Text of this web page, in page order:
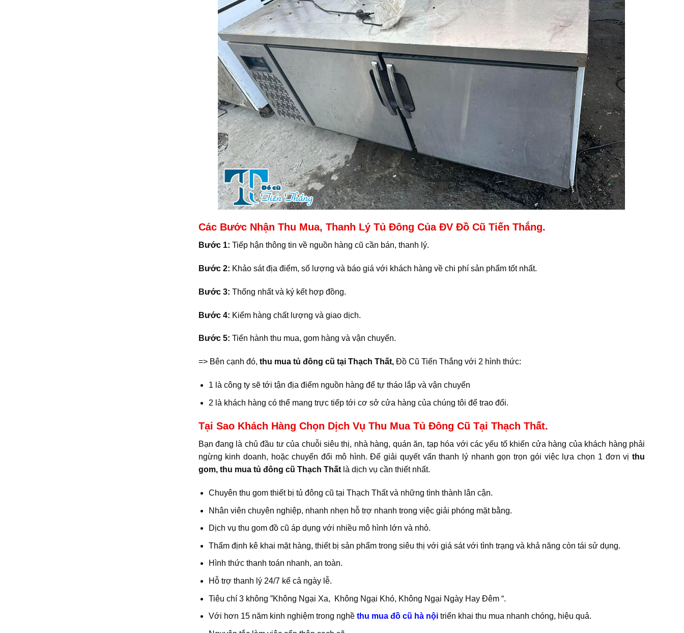
Các Bước Nhận Thu Mua, Thanh Lý Tủ Đông Của ĐV Đồ Cũ Tiến Thắng.
Bước 1: Tiếp hận thông tin về nguồn hàng cũ cần bán, thanh lý.
Bước 2: Khảo sát địa điểm, số lượng và báo giá với khách hàng về chi phí sản phẩm tốt nhất.
Bước 3: Thống nhất và ký kết hợp đồng.
Bước 4: Kiểm hàng chất lượng và giao dịch.
Bước 5: Tiến hành thu mua, gom hàng và vận chuyển.
=> Bên cạnh đó, thu mua tủ đông cũ tại Thạch Thất, Đồ Cũ Tiến Thắng với 2 hình thức:
1 là công ty sẽ tới tận địa điểm nguồn hàng để tự tháo lắp và vận chuyển
2 là khách hàng có thể mang trực tiếp tới cơ sở cửa hàng của chúng tôi để trao đổi.
Tại Sao Khách Hàng Chọn Dịch Vụ Thu Mua Tủ Đông Cũ Tại Thạch Thất.
Bạn đang là chủ đầu tư của chuỗi siêu thị, nhà hàng, quán ăn, tạp hóa với các yếu tố khiến cửa hàng của khách hàng phải
ngừng kinh doanh, hoặc chuyển đổi mô hình. Để giải quyết vấn thanh lý nhanh gọn trọn gói việc lựa chọn 1 đơn vị thu
gom, thu mua tủ đông cũ Thạch Thất là dịch vụ cần thiết nhất.
Chuyên thu gom thiết bị tủ đông cũ tại Thạch Thất và những tình thành lân cận.
Nhân viên chuyên nghiệp, nhanh nhẹn hỗ trợ nhanh trong việc giải phóng mặt bằng.
Dịch vụ thu gom đồ cũ áp dụng với nhiều mô hình lớn và nhỏ.
Thẩm định kê khai mặt hàng, thiết bị sản phẩm trong siêu thị với giá sát với tình trạng và khả năng còn tái sử dụng.
Hình thức thanh toán nhanh, an toàn.
Hỗ trợ thanh lý 24/7 kể cả ngày lễ.
Tiêu chí 3 không ”Không Ngại Xa, Không Ngại Khó, Không Ngại Ngày Hay Đêm “.
Với hơn 15 năm kinh nghiệm trong nghềthu mua đồ cũ hà nội triển khai thu mua nhanh chóng, hiệu quả.